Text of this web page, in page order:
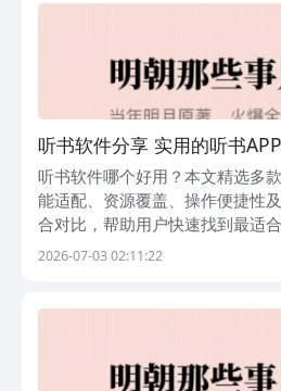
听书软件分享 实用的听书
听书软件哪个好用？本文精选多
能适配、资源覆盖、操作便捷性
合对比，帮助用户快速找到最适
1、《懒人听书》专为中老年用户
2026-07-03 02:11:22